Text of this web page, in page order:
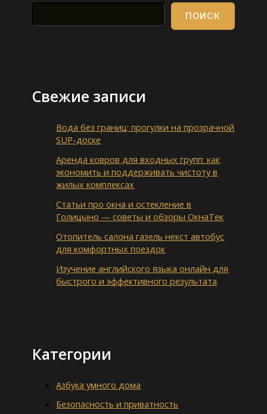
ПОИСК
Свежие записи
Вода без границ: прогулки на прозрачной
SUP-доске
Аренда ковров для входных групп: как
экономить и поддерживать чистоту в
жилых комплексах
Статьи про окна и остекление в
Голицыно — советы и обзоры ОкнаТек
Отопитель салона газель некст автобус
для комфортных поездок
Изучение английского языка онлайн для
быстрого и эффективного результата
Категории
Азбука умного дома
Безопасность и приватность